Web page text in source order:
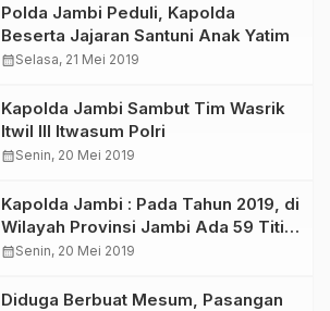
Polda Jambi Peduli, Kapolda
Beserta Jajaran Santuni Anak Yatim
calendar_monthSelasa, 21 Mei 2019
Kapolda Jambi Sambut Tim Wasrik
Itwil III Itwasum Polri
calendar_monthSenin, 20 Mei 2019
Kapolda Jambi : Pada Tahun 2019, di
Wilayah Provinsi Jambi Ada 59 Titik
Rawan Jalur Mudik
calendar_monthSenin, 20 Mei 2019
Diduga Berbuat Mesum, Pasangan